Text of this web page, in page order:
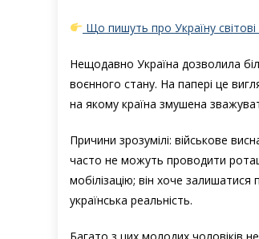
Що пишуть про Україну
Нещодавно Україна дозволила
воєнного стану. На папері це
на якому країна змушена
Причини зрозумілі: військове
часто не можуть проводити
мобілізацію; він хоче
українська реальність.